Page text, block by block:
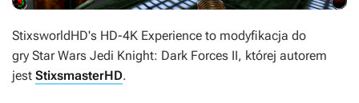
StixsworldHD's HD-4K Experience to modyfikacja do
gry Star Wars Jedi Knight: Dark Forces II, której autorem
jest StixsmasterHD.